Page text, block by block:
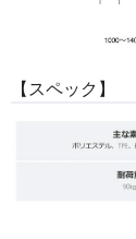
【スペック】